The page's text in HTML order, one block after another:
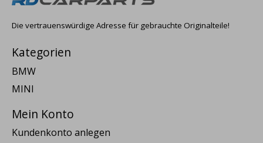
Die vertrauenswürdige Adresse für gebrauchte Originalteile!
Kategorien
BMW
MINI
Mein Konto
Kundenkonto anlegen